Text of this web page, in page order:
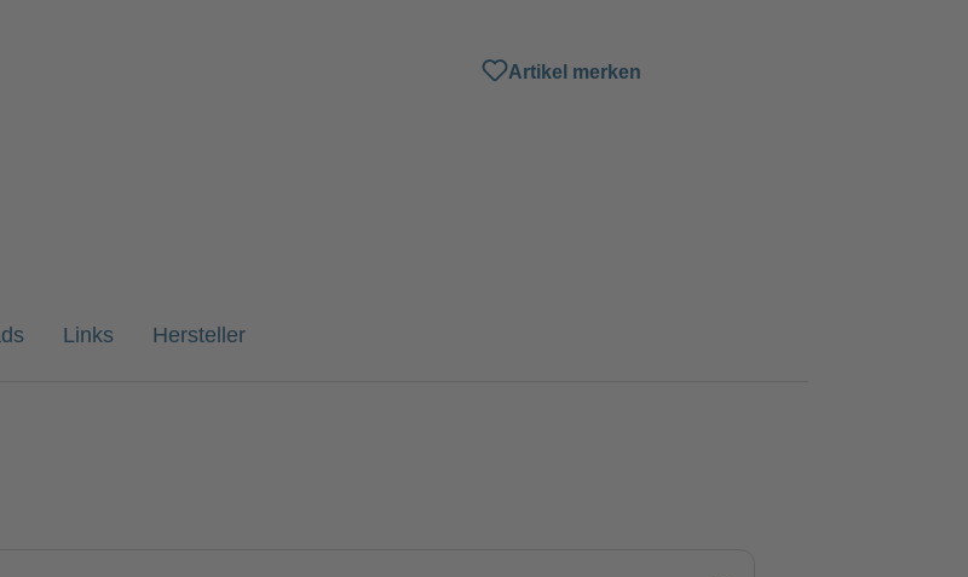
Artikel merken
Links Hersteller